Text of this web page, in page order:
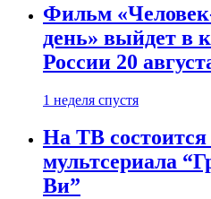
Фильм
день» выйдет в
России 20
1 неделя спустя
На ТВ
мультсериала
Ви”